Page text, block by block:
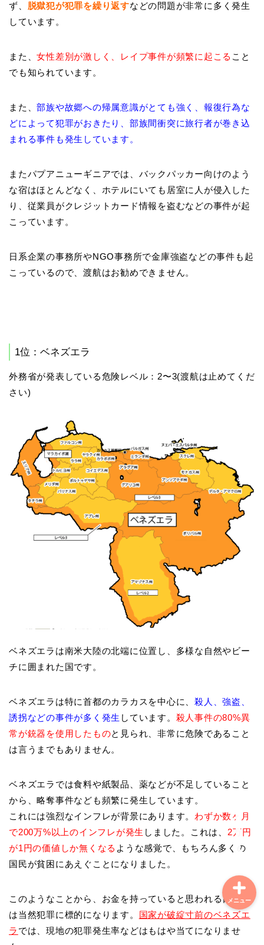
ず
脱獄犯が犯罪を繰り返すなどの問題が非常に多く発生
しています。
また、女性差別が激しく、レイプ事件が頻繁に起こる こと
でも知られています。
また、部族や故郷への帰属意識がとても強く、報復行為な
どによって犯罪がおきたり、部族間衝突に旅行者が巻き込
まれる事件も発生しています。
またパプアニューギニアでは、バックパッカー向けのよう
な宿はほとんどなく、ホテルにいても居室に人が侵入した
り、従業員がクレジットカード情報を盗むなどの事件が起
こっています。
日系企業の事務所やNGO事務所で金庫強盗などの事件も起
こっているので、渡航はお勧めできません。
1位：ベネズエラ
外務省が発表している危険レベル：2〜3(渡航は止めてくだ
さい)
ベネズエラは南米大陸の北端に位置し、多様な自然やビー
チに囲まれた国です。
ベネズエラは特に首都のカラカスを中心に、殺人、強盗、
誘拐などの事件が多く発生 しています。 殺人事件の80%異
常が銃器を使用したものと見られ、非常に危険であること
は言うまでもありません。
ベネズエラでは食料や紙製品、薬などが不足していること
から、略奪事件なども頻繁に発生しています。
これには強烈なインフレが背景にあります。 わずか数ヶ月
で200万%以上のインフレが発生 しました。これは、 2万円
が1円の価値しか無くなる ような感覚で、もちろん多くの
国民が貧困にあえぐことになりました。
このようなことから、お金を持っていると思われる日本人
は当然犯罪に標的になります。 国家が破綻寸前のベネズエ
ラ では、現地の犯罪発生率などはもはや当てになりませ
メニュー
ニッチな留学先
ヨーロッパ
中東
ニッチな体験談
学習情報